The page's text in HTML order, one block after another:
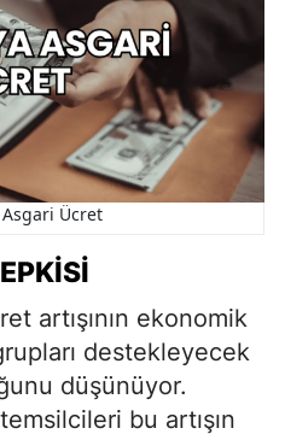
Ücret
artışının ekonomik
destekleyecek
düşünüyor.
bu artışın